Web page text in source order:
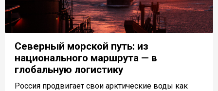
Северный морской путь: из
национального маршрута — в
глобальную логистику
Россия продвигает свои арктические воды как